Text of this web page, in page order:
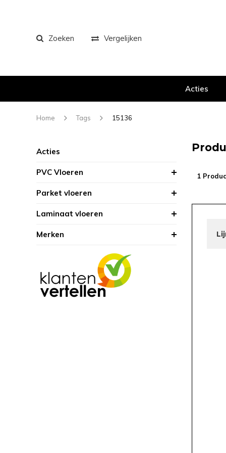
Zoeken Vergelijken
Acties
Home Tags 15136
Acties
PVC Vloeren
Parket vloeren
Laminaat vloeren
Merken
1